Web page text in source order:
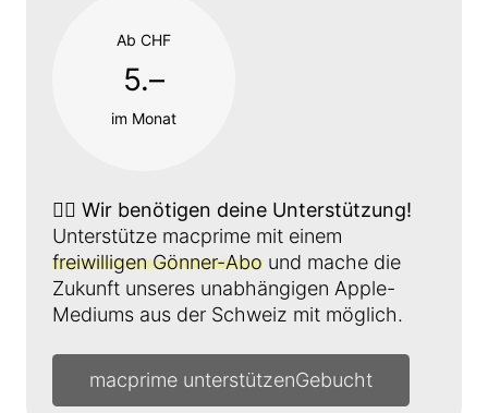
Ab CHF
5.–
im Monat
👉🏼 Wir benötigen deine Unterstützung!
Unterstütze macprime mit einem
freiwilligen Gönner-Abo und mache die
Zukunft unseres unabhängigen Apple-
Mediums aus der Schweiz mit möglich.
macprime unterstützen